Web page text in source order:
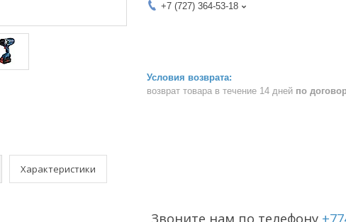
+7 (727) 364-53-18
возврат товара в течение 14 дней по
Характеристики
Звоните нам по телефону